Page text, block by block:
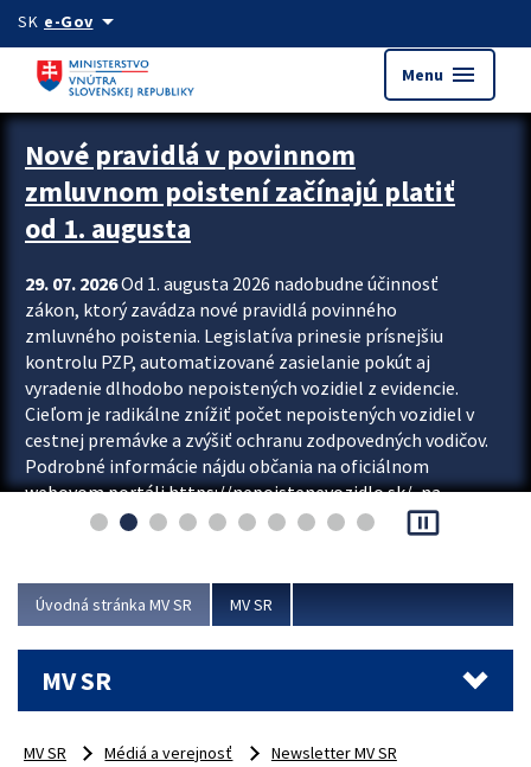
Preskocit na hlavný obsah
SK e-Govarrow_drop_down
Menu menu
Zastavit automatický posun upútavok
Nové pravidlá v povinnom
zmluvnom poistení začínajú platiť
od 1. augusta
29. 07. 2026Od 1. augusta 2026 nadobudne účinnosť
zákon, ktorý zavádza nové pravidlá povinného
zmluvného poistenia. Legislatíva prinesie prísnejšiu
kontrolu PZP, automatizované zasielanie pokút aj
vyradenie dlhodobo nepoistených vozidiel z evidencie.
Cieľom je radikálne znížiť počet nepoistených vozidiel v
cestnej premávke a zvýšiť ochranu zodpovedných vodičov.
Podrobné informácie nájdu občania na oficiálnom
webovom portáli https://nepoistenevozidlo.sk/, na
ktorom od augusta pribudne aj možnosť overiť si...
pause_presentation
Úvodná stránka MV SR MV SR
MV SR
MV SR Médiá a verejnosť Newsletter MV SR